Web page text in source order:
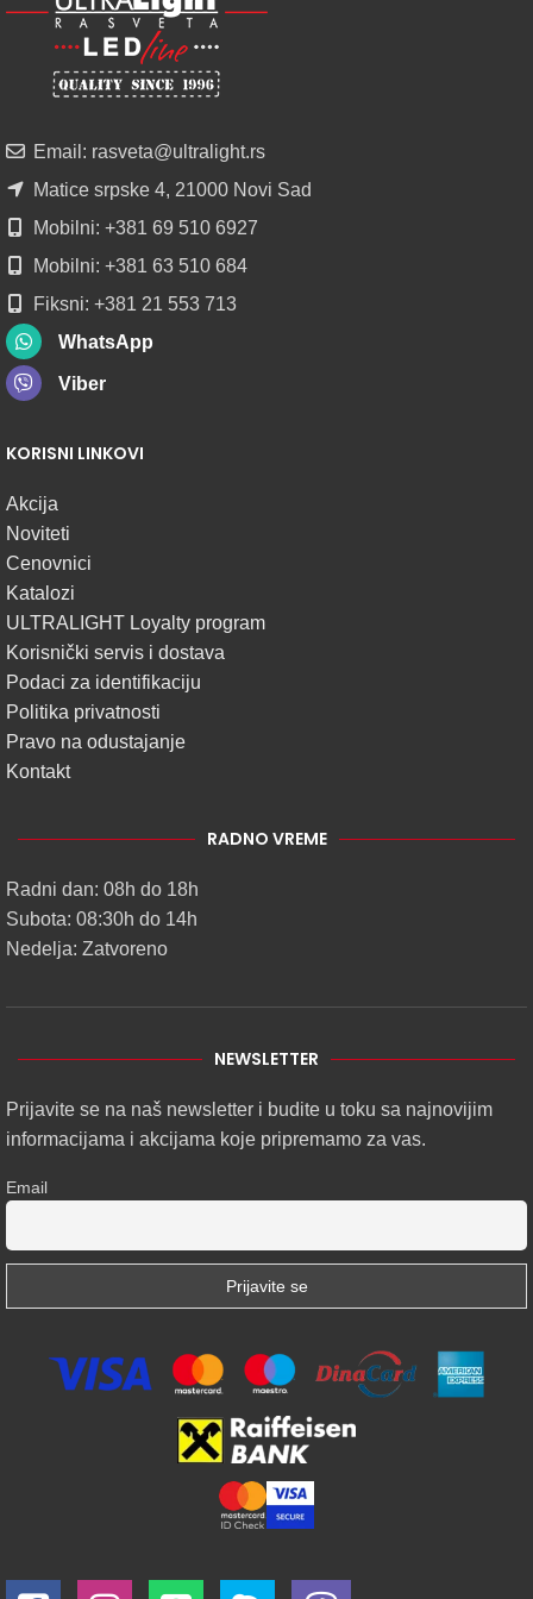
PROFILI
TRIMLESS
DIFUZOROM
POGLEDAJ
Email: rasveta@ultralight.rs
Matice srpske 4, 21000 Novi Sad
Mobilni: +381 69 510 6927
Mobilni: +381 63 510 684
Fiksni: +381 21 553 713
WhatsApp
Viber
KORISNI LINKOVI
Akcija
Noviteti
Cenovnici
Katalozi
ULTRALIGHT Loyalty program
Korisnički servis i dostava
Podaci za identifikaciju
Politika privatnosti
Pravo na odustajanje
Kontakt
RADNO VREME
Radni dan: 08h do 18h
Subota: 08:30h do 14h
Nedelja: Zatvoreno
NEWSLETTER
Prijavite se na naš newsletter i budite u toku sa najnovijim
informacijama i akcijama koje pripremamo za vas.
Email